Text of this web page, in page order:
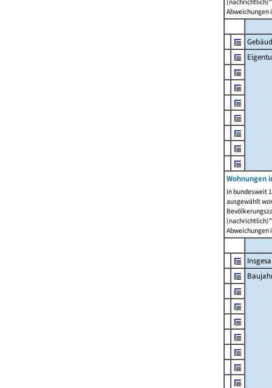
Abweichungen
Wohnungen
In bundesweit
ausgewählt
Abweichungen